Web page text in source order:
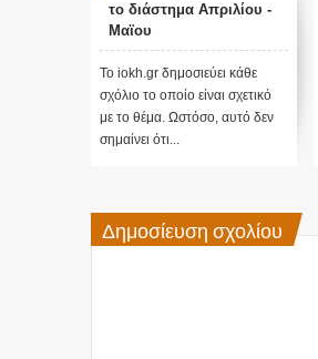
το διάστημα Απριλίου -
Μαϊου
Το iokh.gr δημοσιεύει κάθε
σχόλιο το οποίο είναι σχετικό
με το θέμα. Ωστόσο, αυτό δεν
σημαίνει ότι...
Δημοσίευση σχολίου